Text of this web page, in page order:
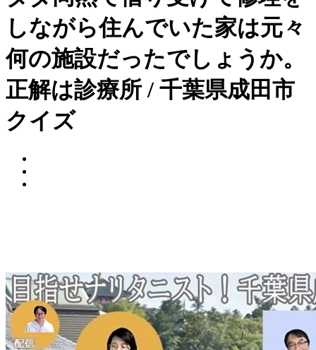
しながら住んでいた家は元々
何の施設だったでしょうか。
正解は診療所 / 千葉県成田市
クイズ